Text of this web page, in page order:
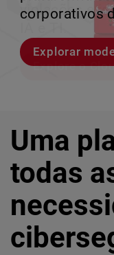
corporativos
Explorar
violações e
Explore o
perder o
Conheça Rai
crescimento
Conheça o
Uma
todas